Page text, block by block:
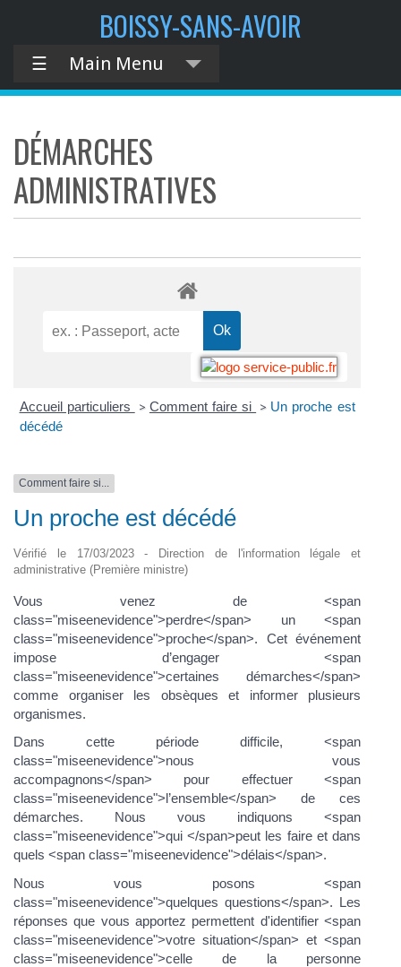
BOISSY-SANS-AVOIR
☰ Main Menu
DÉMARCHES
ADMINISTRATIVES
Accueil particuliers > Comment faire si > Un proche est
décédé
Comment faire si...
Un proche est décédé
Vérifié le 17/03/2023 - Direction de l'information légale et
administrative (Première ministre)
Vous venez de <span
class="miseenevidence">perdre</span> un <span
class="miseenevidence">proche</span>. Cet événement
impose d’engager <span
class="miseenevidence">certaines démarches</span>
comme organiser les obsèques et informer plusieurs
organismes.
Dans cette période difficile, <span
class="miseenevidence">nous vous
accompagnons</span> pour effectuer <span
class="miseenevidence">l’ensemble</span> de ces
démarches. Nous vous indiquons <span
class="miseenevidence">qui </span>peut les faire et dans
quels <span class="miseenevidence">délais</span>.
Nous vous posons <span
class="miseenevidence">quelques questions</span>. Les
réponses que vous apportez permettent d'identifier <span
class="miseenevidence">votre situation</span> et <span
class="miseenevidence">celle de la personne